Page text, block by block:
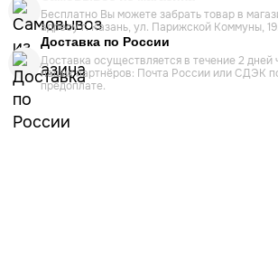
Бесплатно Вы можете забрать товар в
адресу г. Казань, ул. Парижской Коммуны,
Доставка по России
Доставка осуществляется в течение 2 дней
наших партнёров: Почта России или СДЭК
предоплате.